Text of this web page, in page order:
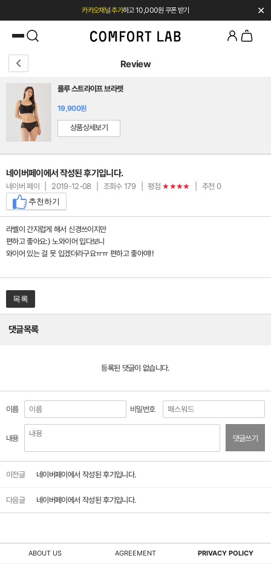
카카오채널 추가하고 10,000원 쿠폰 받기
첫 구매 시 베스트셀러 50% 즉시 할인
✕
Review
룰루 스트라이프 브라렛
19,900원
상품상세보기
네이버페이에서 작성된 후기입니다.
네이버 페이 2019-12-08 조회수 179 평점 ★★★★ 추천 0
추천하기
라벨이 간지럽게 해서 신경쓰이지만
편하고 좋아요:) 노와이어 입다보니
와이어 있는 걸 못 입겠더라구요ㅠㅠ 편하고 좋아여!!
목록
댓글목록
등록된 댓글이 없습니다.
이름 비밀번호
내용 댓글쓰기
이전글 네이버페이에서 작성된 후기입니다.
다음글 네이버페이에서 작성된 후기입니다.
ABOUT US AGREEMENT PRIVACY POLICY